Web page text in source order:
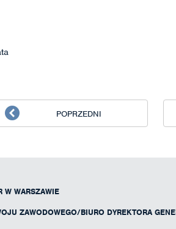
POPRZEDNI
W WARSZAWIE
ZAWODOWEGO/BIURO DYREKTORA